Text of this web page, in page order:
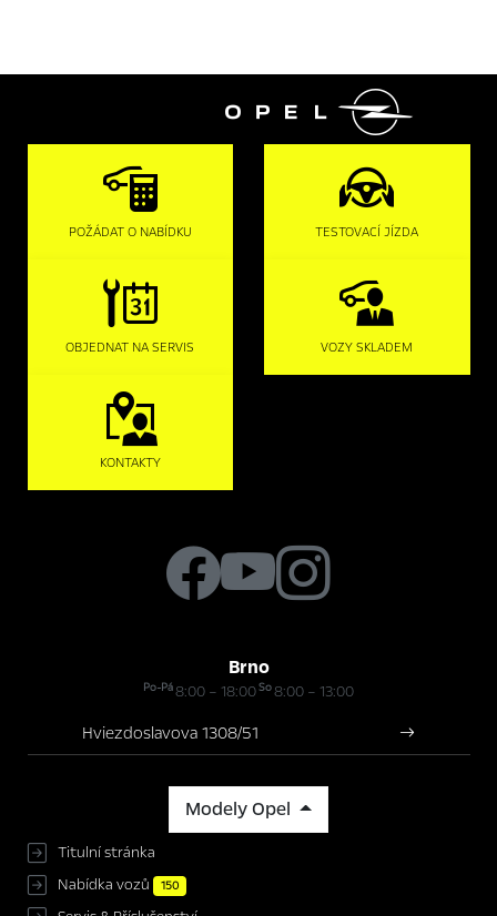

POŽÁDAT O NABÍDKU TESTOVACÍ JÍZDA
OBJEDNAT NA SERVIS VOZY SKLADEM
KONTAKTY
Brno
Po-Pá8:00 – 18:00So8:00 – 13:00
Hviezdoslavova 1308/51
Modely Opel
Titulní stránka
Nabídka vozů
150